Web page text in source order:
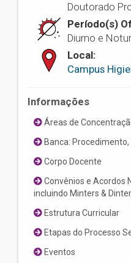
Doutorado
Período(s)
Diurno e
Local:
Campus
Informações
Áreas de
Banca:
Corpo Docente
Convênios e Acordos
incluindo Minters &
Estrutura Curricular
Etapas do Processo
Eventos